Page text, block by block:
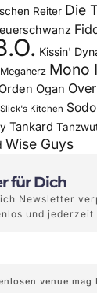
Reiter Die
Kissin'
Megaherz Mono
Orden Ogan
Slick's Kitchen
Tankard
Wise Guys
für Dich
Newsletter
und jederzeit
venue mag